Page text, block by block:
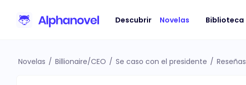
Descubrir Novelas Biblioteca
Novelas / Billionaire/CEO / Se caso con el presidente / Reseñas